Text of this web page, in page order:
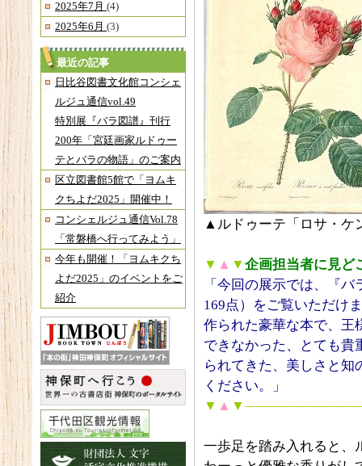
2025年7月 (4)
2025年6月 (3)
最近の記事
日比谷図書文化館コンシェ
ルジュ通信vol.49
特別展『バラ図譜』刊行
200年「宮廷画家ルドゥー
テとバラの物語」のご案内
区立図書館5館で「ヨムキ
クちよだ2025」開催中！
コンシェルジュ通信Vol.78
「常磐橋へ行ってみよう」
今年も開催！「ヨムキクち
よだ2025」のイベントをご
紹介
▲ルドゥーテ「ロサ・ケ
▼ ▲ ▼企画担当者に見ど
「今回の展示では、『
169点）をご覧いただけ
作られた豪華な本で、王
できなかった、とても貴
られてきた、美しさと
ください。」
▼ ▲
一歩足を踏み入れると、